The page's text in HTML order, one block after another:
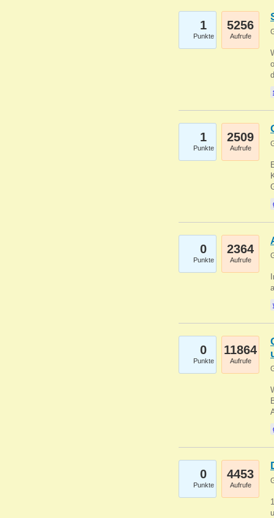
1
Punkte
5256
Aufrufe
1
Punkte
2509
Aufrufe
0
Punkte
2364
Aufrufe
0
Punkte
11864
Aufrufe
0
Punkte
4453
Aufrufe